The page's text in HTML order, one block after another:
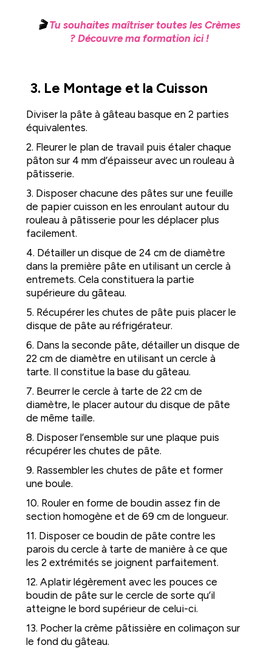
🎬Tu souhaites maîtriser toutes les Crèmes
? Découvre ma formation ici !
3. Le Montage et la Cuisson
Diviser la pâte à gâteau basque en 2 parties
équivalentes.
2. Fleurer le plan de travail puis étaler chaque
pâton sur 4 mm d’épaisseur avec un rouleau à
pâtisserie.
3. Disposer chacune des pâtes sur une feuille
de papier cuisson en les enroulant autour du
rouleau à pâtisserie pour les déplacer plus
facilement.
4. Détailler un disque de 24 cm de diamètre
dans la première pâte en utilisant un cercle à
entremets. Cela constituera la partie
supérieure du gâteau.
5. Récupérer les chutes de pâte puis placer le
disque de pâte au réfrigérateur.
6. Dans la seconde pâte, détailler un disque de
22 cm de diamètre en utilisant un cercle à
tarte. Il constitue la base du gâteau.
7. Beurrer le cercle à tarte de 22 cm de
diamètre, le placer autour du disque de pâte
de même taille.
8. Disposer l’ensemble sur une plaque puis
récupérer les chutes de pâte.
9. Rassembler les chutes de pâte et former
une boule.
10. Rouler en forme de boudin assez fin de
section homogène et de 69 cm de longueur.
11. Disposer ce boudin de pâte contre les
parois du cercle à tarte de manière à ce que
les 2 extrémités se joignent parfaitement.
12. Aplatir légèrement avec les pouces ce
boudin de pâte sur le cercle de sorte qu’il
atteigne le bord supérieur de celui-ci.
13. Pocher la crème pâtissière en colimaçon sur
le fond du gâteau.